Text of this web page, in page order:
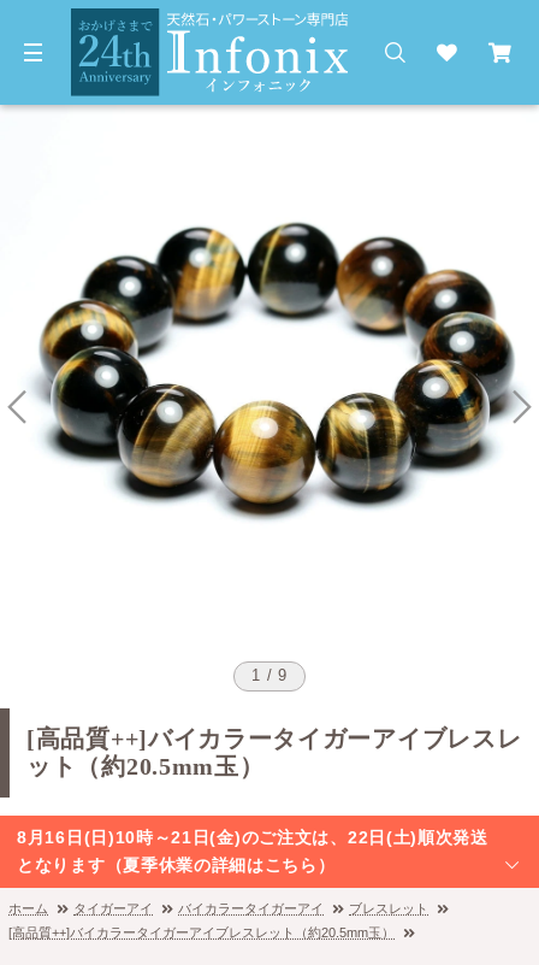
1 / 9
[高品質++]バイカラータイガーアイブレスレ
ット（約20.5mm玉）
8月16日(日)10時～21日(金)のご注文は、22日(土)順次発送
となります（夏季休業の詳細はこちら）
ホーム タイガーアイ バイカラータイガーアイ
ブレスレット
[高品質++]バイカラータイガーアイブレスレット（約20.5mm玉）